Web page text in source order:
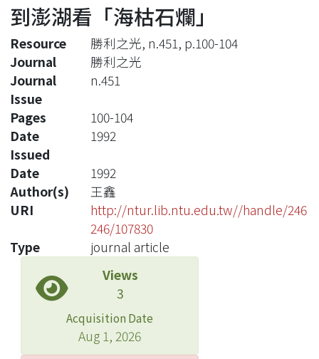
Statistics
到澎湖看「海枯石爛」
Resource
勝利之光, n.451, p.100-104
Journal
勝利之光
Journal
Issue
n.451
Pages
100-104
Date
Issued
1992
Date
1992
Author(s)
王鑫
URI
http://ntur.lib.ntu.edu.tw//handle/246
246/107830
Type
journal article
Views
3
Acquisition Date
Aug 1, 2026